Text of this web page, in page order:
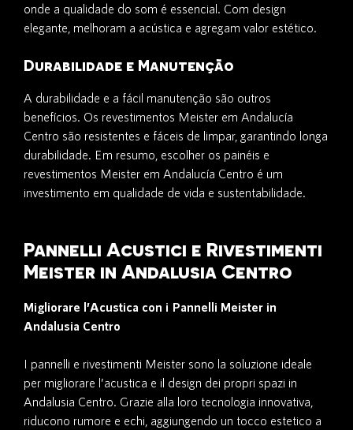
onde a qualidade do som é essencial. Com design
elegante, melhoram a acústica e agregam valor estético.
Durabilidade e Manutenção
A durabilidade e a fácil manutenção são outros
benefícios. Os revestimentos Meister em Andalucía
Centro são resistentes e fáceis de limpar, garantindo longa
durabilidade. Em resumo, escolher os painéis e
revestimentos Meister em Andalucía Centro é um
investimento em qualidade de vida e sustentabilidade.
Pannelli Acustici e Rivestimenti
Meister in Andalusia Centro
Migliorare l’Acustica con i Pannelli Meister in
Andalusia Centro
I pannelli e rivestimenti Meister sono la soluzione ideale
per migliorare l’acustica e il design dei propri spazi in
Andalusia Centro. Grazie alla loro tecnologia innovativa,
riducono rumore e echi, aggiungendo un tocco estetico a